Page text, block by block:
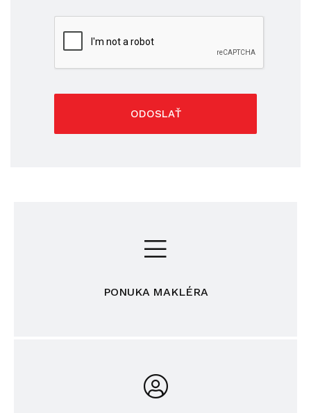
ODOSLAŤ
PONUKA MAKLÉRA